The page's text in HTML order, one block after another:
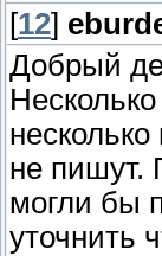
[12]
Добрый
не пишут.
могли бы
уточнить